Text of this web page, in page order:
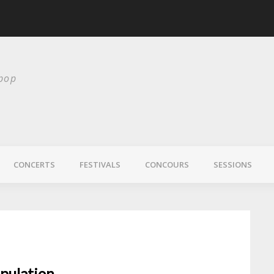
CONCERTS FESTIVALS CONCOURS SESSIONS